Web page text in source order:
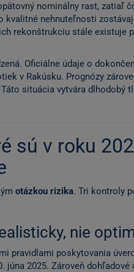
nominálny rast, zatiaľ
kvalitné nehnuteľnosti
rekonštrukciu stále existuje
Oficiálne údaje o
v Rakúsku. Prognózy
situácia vytvára dlhodobý
sú v roku
otázkou rizika. Tri kontroly
nie
pravidlami poskytovania
júna 2025. Zároveň dohľadové